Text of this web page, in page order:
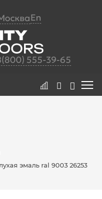
En
555-39-65
эмаль ral 9003 26253